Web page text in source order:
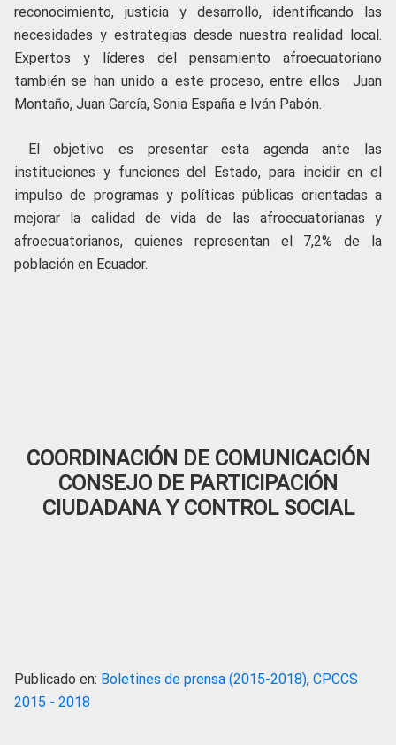
reconocimiento, justicia y desarrollo, identificando las
necesidades y estrategias desde nuestra realidad local.
Expertos y líderes del pensamiento afroecuatoriano
también se han unido a este proceso, entre ellos Juan
Montaño, Juan García, Sonia España e Iván Pabón.
El objetivo es presentar esta agenda ante las
instituciones y funciones del Estado, para incidir en el
impulso de programas y políticas públicas orientadas a
mejorar la calidad de vida de las afroecuatorianas y
afroecuatorianos, quienes representan el 7,2% de la
población en Ecuador.
COORDINACIÓN DE COMUNICACIÓN
CONSEJO DE PARTICIPACIÓN
CIUDADANA Y CONTROL SOCIAL
Publicado en: Boletines de prensa (2015-2018), CPCCS
2015 - 2018